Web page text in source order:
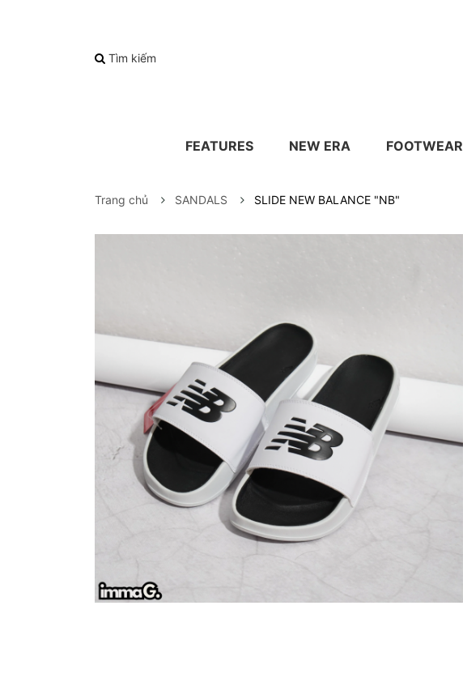
Tìm kiếm
FEATURES NEW ERA FOOTWEAR
Trang chủ SANDALS SLIDE NEW BALANCE "NB"